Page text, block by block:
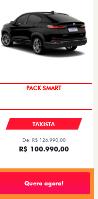
PACK SMART
TAXISTA
De: R$ 126.990,00
R$ 100.990,00
Quero agora!